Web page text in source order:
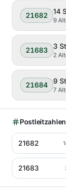
21682 14
9
21683 3
2
21684 9
7
21682
21683